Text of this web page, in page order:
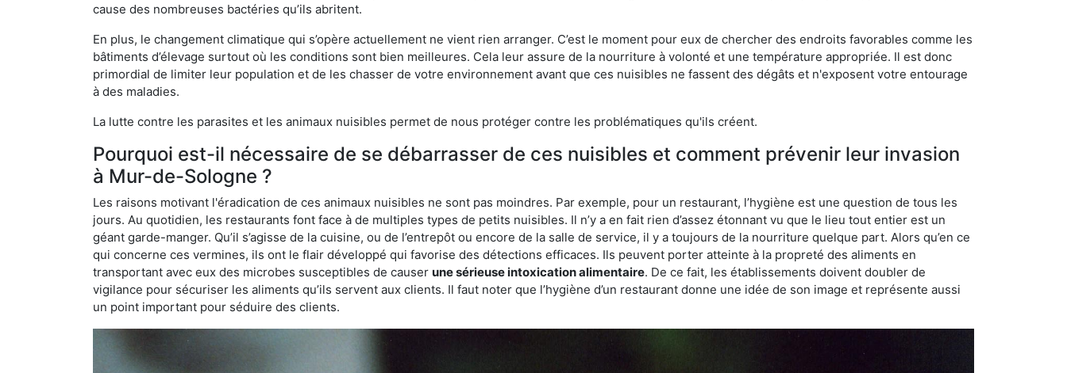
cause des nombreuses bactéries qu’ils abritent.
En plus, le changement climatique qui s’opère actuellement ne vient rien arranger. C’est le moment pour eux de chercher des endroits favorables comme les
bâtiments d’élevage surtout où les conditions sont bien meilleures. Cela leur assure de la nourriture à volonté et une température appropriée. Il est donc
primordial de limiter leur population et de les chasser de votre environnement avant que ces nuisibles ne fassent des dégâts et n'exposent votre entourage
à des maladies.
La lutte contre les parasites et les animaux nuisibles permet de nous protéger contre les problématiques qu'ils créent.
Pourquoi est-il nécessaire de se débarrasser de ces nuisibles et comment prévenir leur invasion
à Mur-de-Sologne ?
Les raisons motivant l'éradication de ces animaux nuisibles ne sont pas moindres. Par exemple, pour un restaurant, l’hygiène est une question de tous les
jours. Au quotidien, les restaurants font face à de multiples types de petits nuisibles. Il n’y a en fait rien d’assez étonnant vu que le lieu tout entier est un
géant garde-manger. Qu’il s’agisse de la cuisine, ou de l’entrepôt ou encore de la salle de service, il y a toujours de la nourriture quelque part. Alors qu’en ce
qui concerne ces vermines, ils ont le flair développé qui favorise des détections efficaces. Ils peuvent porter atteinte à la propreté des aliments en
transportant avec eux des microbes susceptibles de causer une sérieuse intoxication alimentaire. De ce fait, les établissements doivent doubler de
vigilance pour sécuriser les aliments qu’ils servent aux clients. Il faut noter que l’hygiène d’un restaurant donne une idée de son image et représente aussi
un point important pour séduire des clients.